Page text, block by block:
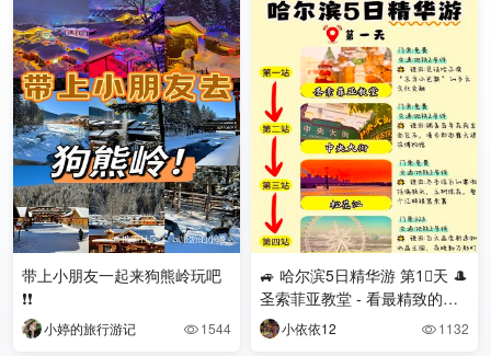
带上小朋友一起来狗熊岭玩吧
❗️❗️
小婷的旅行游记  1544
🚙 哈尔滨5日精华游 第1⃣️天 🎩
圣索菲亚教堂 - 看最精致的拜
占庭风格建筑 👒中央大街 - 逛
中
小依依12  1132